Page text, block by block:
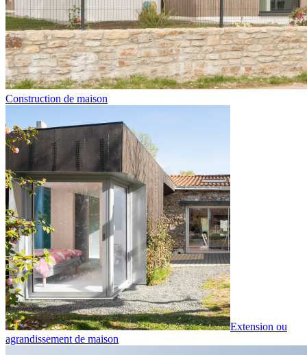
Construction de maison
Extension ou
agrandissement de maison